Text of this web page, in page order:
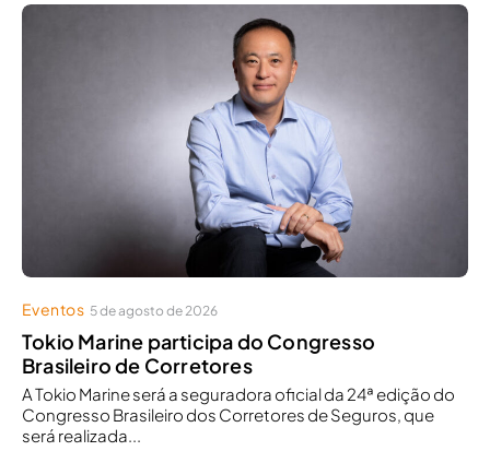
Eventos 5 de agosto de 2026
Tokio Marine participa do Congresso
Brasileiro de Corretores
A Tokio Marine será a seguradora oficial da 24ª edição do
Congresso Brasileiro dos Corretores de Seguros, que
será realizada...